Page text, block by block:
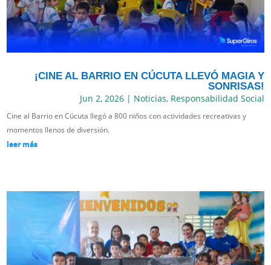
¡CINE AL BARRIO EN CÚCUTA LLEVÓ MAGIA Y
SONRISAS!
Jun 2, 2026| Noticias, Responsabilidad Social
Cine al Barrio en Cúcuta llegó a 800 niños con actividades recreativas y
momentos llenos de diversión.
leer más